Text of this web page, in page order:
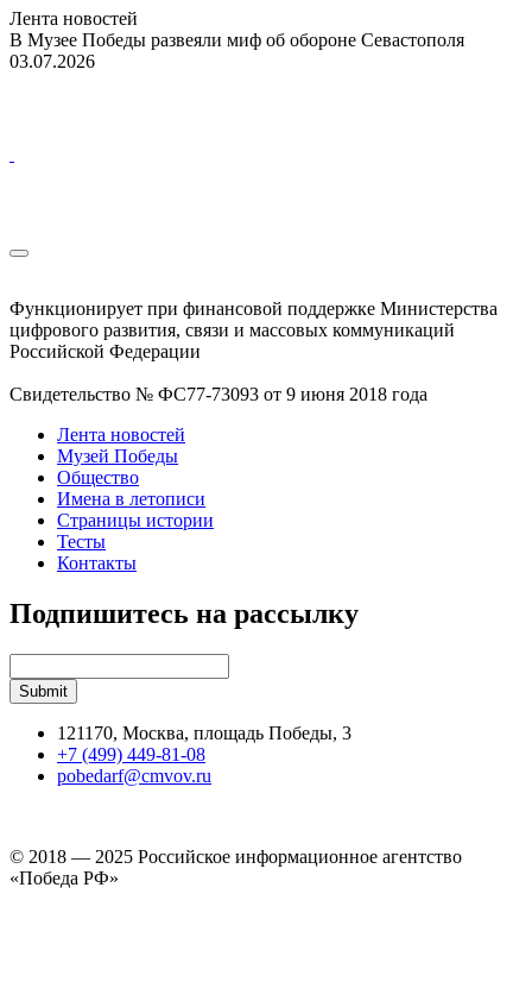
Лента новостей
В Музее Победы развеяли миф об обороне Севастополя
03.07.2026
Функционирует при финансовой поддержке Министерства
цифрового развития, связи и массовых коммуникаций
Российской Федерации
Свидетельство № ФС77-73093 от 9 июня 2018 года
Лента новостей
Музей Победы
Общество
Имена в летописи
Страницы истории
Тесты
Контакты
Подпишитесь на рассылку
121170, Москва, площадь Победы, 3
+7 (499) 449-81-08
pobedarf@cmvov.ru
© 2018 — 2025 Российское информационное агентство
«Победа РФ»